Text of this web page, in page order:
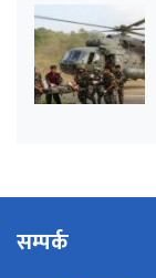
सम्पर्क